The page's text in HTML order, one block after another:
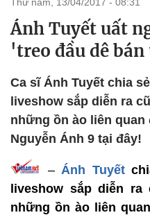
Ánh Tuyết uất
'treo đầu dê
Ca sĩ Ánh Tuyết chia
liveshow sắp diễn ra
những ồn ào liên
Nguyễn Ánh 9 tại đây!
– Ánh Tuyết
liveshow sắp diễn
những ồn ào liên